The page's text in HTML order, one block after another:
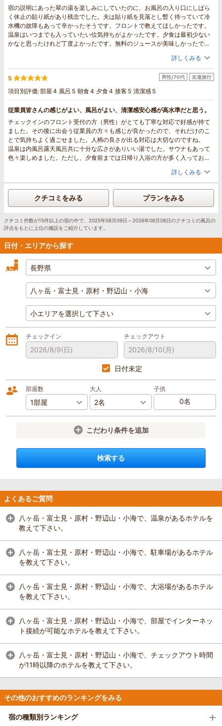
宿の説明にあった翠の湯を楽しみにしていたのに、お風呂の入り口にしばら
く休止の貼り紙があり残念でした。夫は貼り紙を見落とし暫く待っていて冷
水機の故障もあって辛かったそうです。フロントで教えてほしかったです。
温泉はいつまでも入っていたい位気持ちがよかったです。夕食は最初少ない
かなと思ったけれど丁度よかったです。無料のジュースが美味しかったで
があって嬉しかったです。リンスインシャンプーなのが注意です。私は持参
したので問題ありませんでした。クレンジングはありませんでした。温泉も
いいし過ごしやすいし、インターから近く便利な道の駅もあるので、夏は避
暑に最適です。
詳しくみる
5
項目別評価:部屋 4 風呂 5 朝食4 夕食4 接客 5 清潔感 5
男性/70代 友達旅行
従業員皆さんの感じがよい、風呂がよい、清潔感安心感が高水準だと思う。
チェックインのフロント受付の方（男性）がとても丁寧な対応で好感が持て
ました。その後に出会う従業員の方々も感じが良かったので、それだけのこ
とで気持ちよく過ごせました。人柄の良さが出る対応は大切なのですね。
温泉は内風呂露天風呂共に十分な広さがありいい湯でした。サウナもあって
色々楽しめました。ただし、夕食前までは日帰り入浴の方が多く入っており
夕食の料理は、質、量共に丁度良く、70歳の年寄りでも完食できました。朝
食はバイキングなので、自分の食べたいものを食べられるだけ取れば良いの
で問題なく美味しくいただきました。
館内はどこも掃除が行き届いていて気持ちよく過ごせました。部屋もベッド
全体的に好印象で、また泊まりたいと思いました。
詳しくみる
クチコミをみる プランをみる
クチコミ件数が15件以上の宿の中で、2025年08月09日～2026年08月08日のクチコミの風呂の
評点をもとに上位の施設をご紹介しています。
日付・エリアから探す
チェックイン
2026/8/9(日)
チェックアウト
2026/8/10(月)
日付未定
部屋数 大人 子供
こだわり条件を追加
検索する
よくあるご質問
八ヶ岳・富士見・原村・野辺山・小海で、温泉があるホテルを
教えて下さい。
八ヶ岳・富士見・原村・野辺山・小海で、駐車場があるホテル
を教えて下さい。
八ヶ岳・富士見・原村・野辺山・小海で、大浴場があるホテル
を教えて下さい。
八ヶ岳・富士見・原村・野辺山・小海で、部屋でインターネッ
ト接続が可能なホテルを教えて下さい。
八ヶ岳・富士見・原村・野辺山・小海で、チェックアウト時間
が11時以降のホテルを教えて下さい。
その他のおすすめのランキングをみる
宿の種類別ランキング